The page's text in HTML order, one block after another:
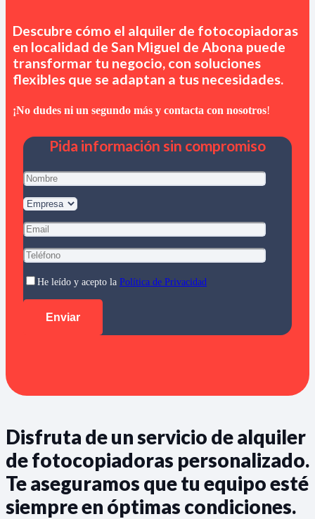
Descubre cómo el alquiler de fotocopiadoras
en localidad de San Miguel de Abona puede
transformar tu negocio, con soluciones
flexibles que se adaptan a tus necesidades.
¡No dudes ni un segundo más y contacta con nosotros!
Pida información sin compromiso
He leído y acepto la Política de Privacidad
Disfruta de un servicio de alquiler
de fotocopiadoras personalizado.
Te aseguramos que tu equipo esté
siempre en óptimas condiciones.